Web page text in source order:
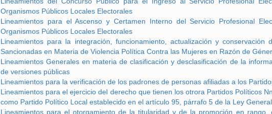
Organismos Públicos Locales Electorales
Lineamientos para el Ascenso y Certamen Interno del Servicio Profesional
Organismos Públicos Locales Electorales
Lineamientos para la integración, funcionamiento, actualización y conservación
Sancionadas en Materia de Violencia Política Contra las Mujeres en Razón de
Lineamientos Generales en materia de clasificación y desclasificación de la
de versiones públicas
Lineamientos para la verificación de los padrones de personas afiliadas a los
Lineamientos para el ejercicio del derecho que tienen los otrora Partidos Políticos
como Partido Político Local establecido en el artículo 95, párrafo 5 de la Ley
Lineamientos para el otorgamiento de la titularidad y de la promoción en